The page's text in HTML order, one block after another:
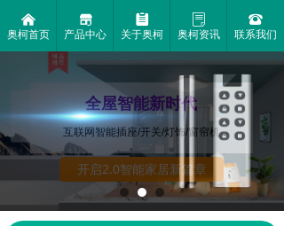
낀
奥柯首页
끵
产品中心
뀳
关于奥柯
ꂓ
奥柯资讯
뀰
联系我们
全屋智能新时代
互联网智能插座/开关/灯饰/窗帘机
开启2.0智能家居新篇章
让距离●触手可及
AK-7011TX-8键对拷遥控器
● 舒适的握持
●小巧的
外观设计
●1000米超远
控制距离